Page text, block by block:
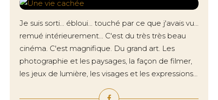
Je suis sorti... ébloui... touché par ce que j'avais vu...
remué intérieurement... C'est du très très beau
cinéma. C'est magnifique. Du grand art. Les
photographie et les paysages, la façon de filmer,
les jeux de lumière, les visages et les expressions...